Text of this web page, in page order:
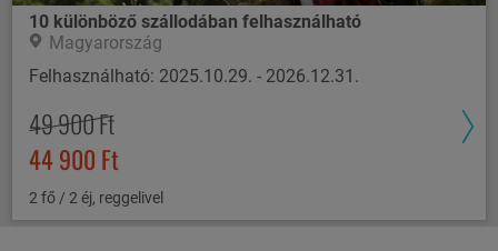
10 különböző szállodában felhasználható
Magyarország
Felhasználható: 2025.10.29. - 2026.12.31.
49 900 Ft
44 900 Ft
2 fő / 2 éj, reggelivel